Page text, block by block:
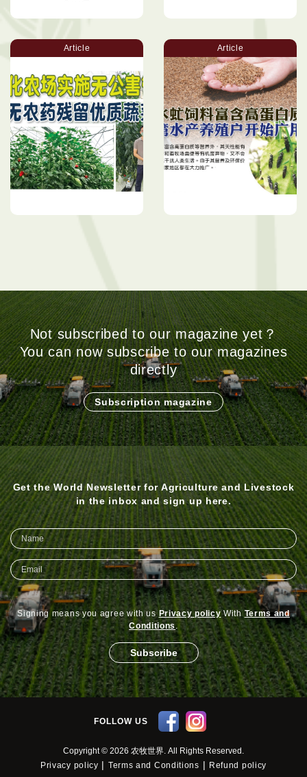
Article Article
Not subscribed to our magazine yet？
You can now subscribe to our magazines
directly
Subscription magazine
Get the World Newsletter for Agriculture and Livestock
in the inbox and sign up here.
Signing means you agree with usPrivacy policyWithTerms and
Conditions
Subscribe
FOLLOW US
Copyright © 2026 农牧世界. All Rights Reserved.
Privacy policy | Terms and Conditions | Refund policy